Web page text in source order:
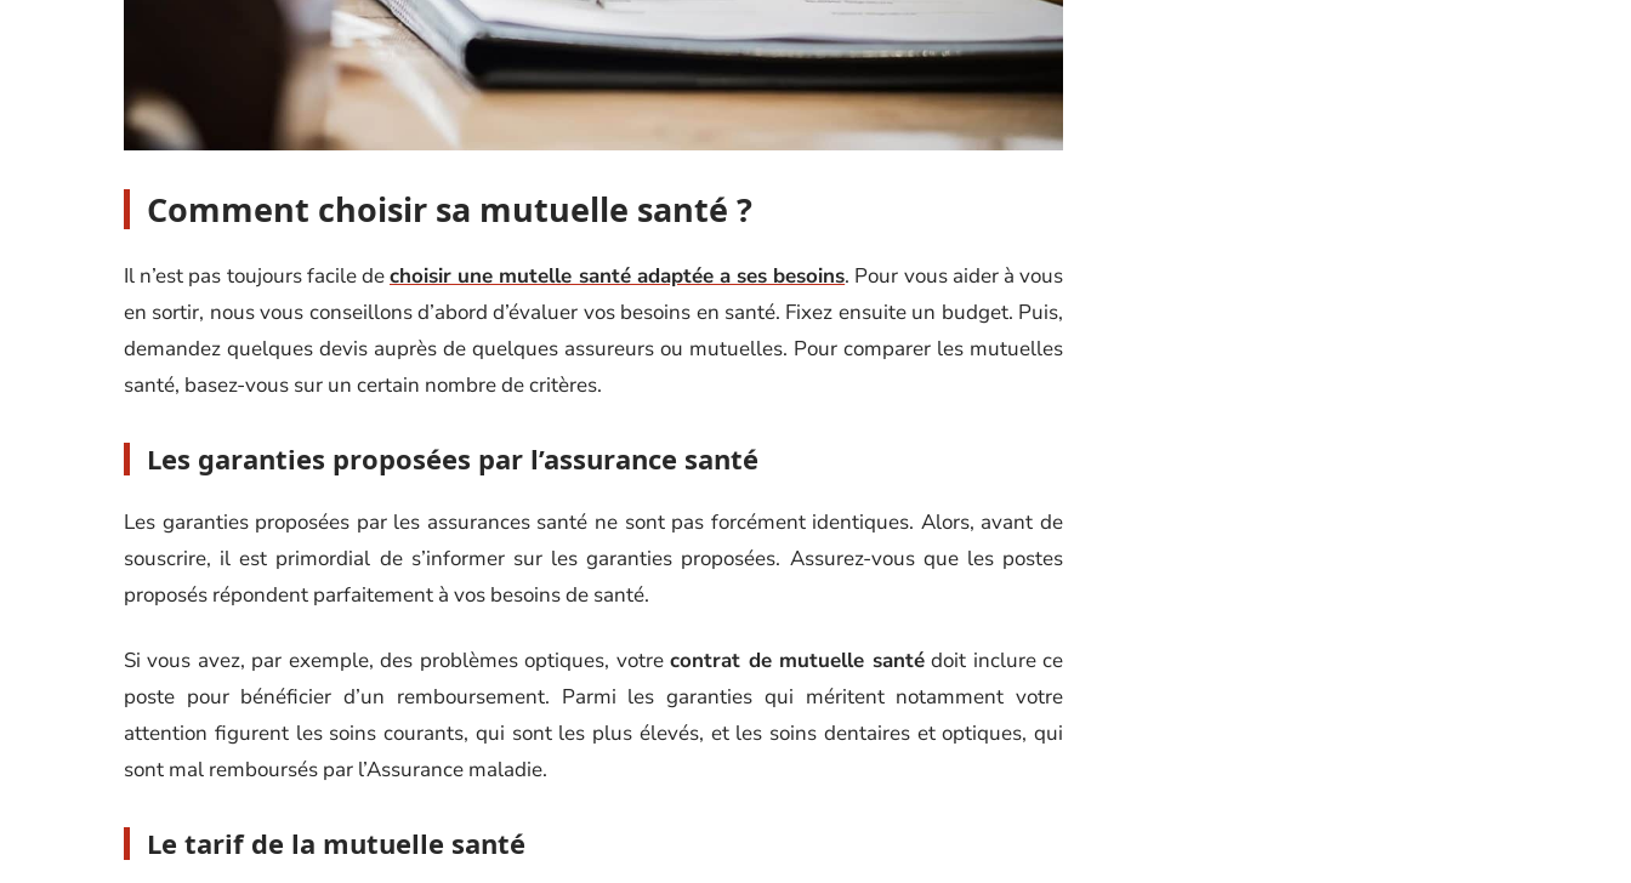
Comment choisir sa mutuelle santé ?
Il n’est pas toujours facile dechoisir une mutelle santé adaptée a ses besoins. Pour vous aider à vous
en sortir, nous vous conseillons d’abord d’évaluer vos besoins en santé. Fixez ensuite un budget. Puis,
demandez quelques devis auprès de quelques assureurs ou mutuelles. Pour comparer les mutuelles
santé, basez-vous sur un certain nombre de critères.
Les garanties proposées par l’assurance santé
Les garanties proposées par les assurances santé ne sont pas forcément identiques. Alors, avant de
souscrire, il est primordial de s’informer sur les garanties proposées. Assurez-vous que les postes
proposés répondent parfaitement à vos besoins de santé.
Si vous avez, par exemple, des problèmes optiques, votrecontrat de mutuelle santédoit inclure ce
poste pour bénéficier d’un remboursement. Parmi les garanties qui méritent notamment votre
attention figurent les soins courants, qui sont les plus élevés, et les soins dentaires et optiques, qui
sont mal remboursés par l’Assurance maladie.
Le tarif de la mutuelle santé